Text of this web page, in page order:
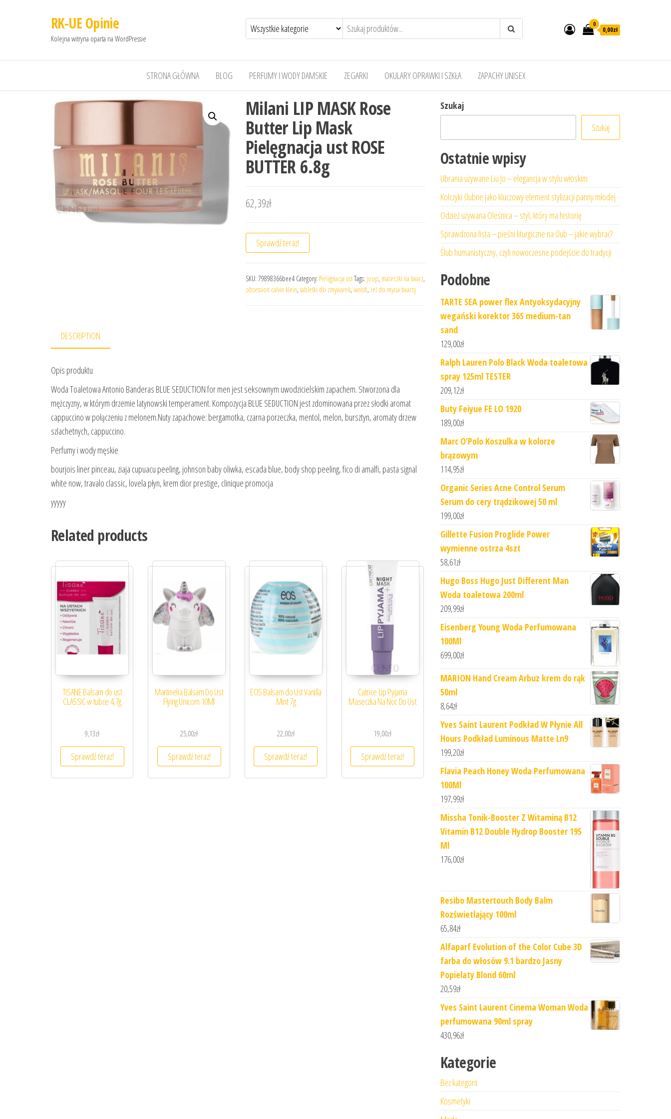
RK-UE Opinie
Kolejna witryna oparta na WordPressie
0
0,00zł
STRONA GŁÓWNA BLOG PERFUMY I WODY DAMSKIE ZEGARKI OKULARY OPRAWKI I SZKŁA ZAPACHY UNISEX
Milani LIP MASK Rose
Butter Lip Mask
Pielęgnacja ust ROSE
BUTTER 6.8g
62,39zł
Sprawdź teraz!
SKU: 79898366bee4 Category: Pielęgnacja ustTags: joop, maseczki na twarz,
obsession calvin klein, tabletki do zmywarek, vanish, żel do mycia twarzy
DESCRIPTION
Opis produktu
Woda Toaletowa Antonio Banderas BLUE SEDUCTION for men jest seksownym uwodzicielskim zapachem. Stworzona dla
mężczyzny, w którym drzemie latynowski temperament. Kompozycja BLUE SEDUCTION jest zdominowana przez słodki aromat
cappuccino w połączeniu z melonem.Nuty zapachowe: bergamotka, czarna porzeczka, mentol, melon, bursztyn, aromaty drzew
szlachetnych, cappuccino.
Perfumy i wody męskie
bourjois liner pinceau, ziaja cupuacu peeling, johnson baby oliwka, escada blue, body shop peeling, fico di amalfi, pasta signal
white now, travalo classic, lovela płyn, krem dior prestige, clinique promocja
yyyyy
Related products
TISANE Balsam do ust
CLASSIC w tubce 4,7g
9,13zł
Sprawdź teraz!
Martinelia Balsam Do Ust
Flying Unicorn 10Ml
25,00zł
Sprawdź teraz!
EOS Balsam do Ust Vanilla
Mint 7g
22,00zł
Sprawdź teraz!
Catrice Lip Pyjama
Maseczka Na Noc Do Ust
19,00zł
Sprawdź teraz!
Szukaj
Szukaj
Ostatnie wpisy
Ubrania używane Liu Jo – elegancja w stylu włoskim
Kolczyki ślubne jako kluczowy element stylizacji panny młodej
Odzież używana Oleśnica – styl, który ma historię
Sprawdzona lista – pieśni liturgiczne na ślub – jakie wybrać?
Ślub humanistyczny, czyli nowoczesne podejście do tradycji
Podobne
TARTE SEA power flex Antyoksydacyjny
wegański korektor 36S medium-tan
sand
129,00zł
Ralph Lauren Polo Black Woda toaletowa
spray 125ml TESTER
209,12zł
Buty Feiyue FE LO 1920
189,00zł
Marc O'Polo Koszulka w kolorze
brązowym
114,95zł
Organic Series Acne Control Serum
Serum do cery trądzikowej 50 ml
199,00zł
Gillette Fusion Proglide Power
wymienne ostrza 4szt
58,61zł
Hugo Boss Hugo Just Different Man
Woda toaletowa 200ml
209,99zł
Eisenberg Young Woda Perfumowana
100Ml
699,00zł
MARION Hand Cream Arbuz krem do rąk
50ml
8,64zł
Yves Saint Laurent Podkład W Płynie All
Hours Podkład Luminous Matte Ln9
199,20zł
Flavia Peach Honey Woda Perfumowana
100Ml
197,99zł
Missha Tonik-Booster Z Witaminą B12
Vitamin B12 Double Hydrop Booster 195
Ml
176,00zł
Resibo Mastertouch Body Balm
Rozświetlający 100ml
65,84zł
Alfaparf Evolution of the Color Cube 3D
farba do włosów 9.1 bardzo Jasny
Popielaty Blond 60ml
20,59zł
Yves Saint Laurent Cinema Woman Woda
perfumowana 90ml spray
430,96zł
Kategorie
Bez kategorii
Kosmetyki